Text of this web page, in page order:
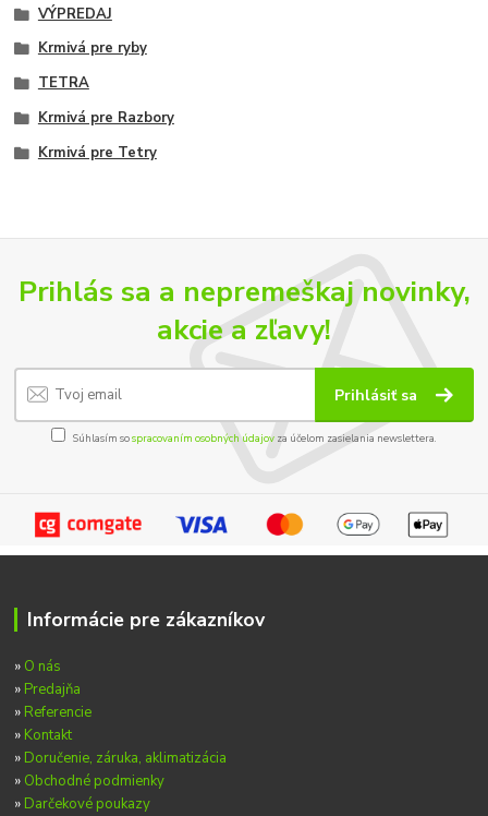
VÝPREDAJ
Krmivá pre ryby
TETRA
Krmivá pre Razbory
Krmivá pre Tetry
Prihlás sa a nepremeškaj novinky,
akcie a zľavy!
Prihlásiť sa
Súhlasím sospracovaním osobných údajov za účelom zasielania newslettera.
Informácie pre zákazníkov
» O nás
» Predajňa
» Referencie
» Kontakt
» Doručenie, záruka, aklimatizácia
» Obchodné podmienky
» Darčekové poukazy